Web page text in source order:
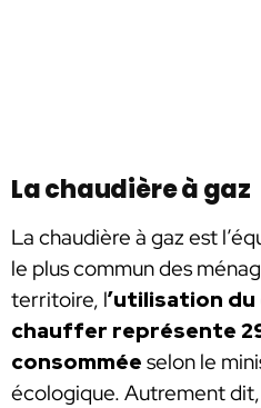
La chaudière à gaz
La chaudière à gaz est
le plus commun des
territoire, l’utilisation
chauffer représente
consommée selon le
écologique. Autrement dit,